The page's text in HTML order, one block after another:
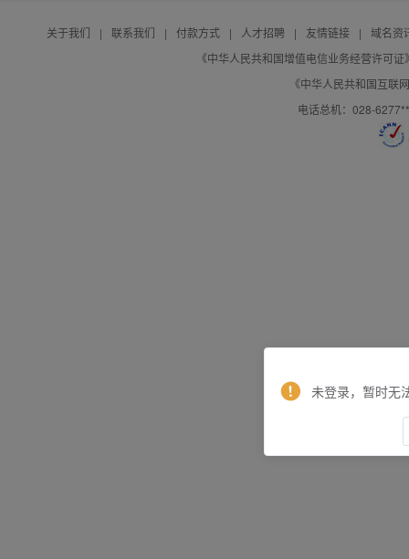
关于我们 | 联系我们 | 付款方式 | 人才招聘 | 友情链接 |
域名资
《中华人民共和国增值电信业务经营许可
《中华人民共和国互联
电话总机：028-
未登录，暂时无